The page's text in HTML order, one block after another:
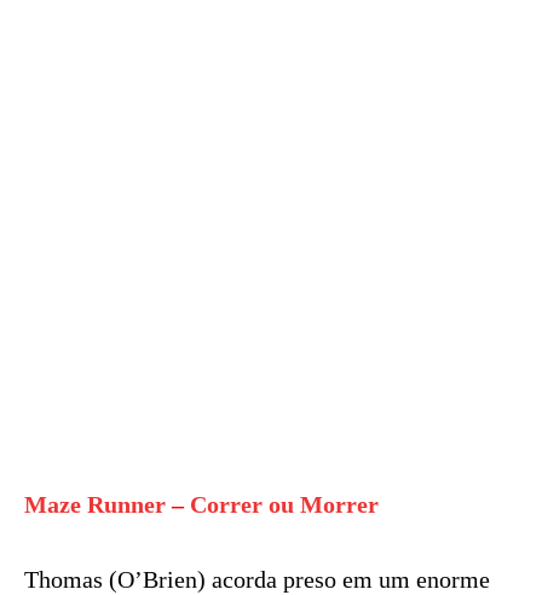
Maze Runner– Correr ou Morrer
Thomas (O’Brien) acorda preso em um enorme